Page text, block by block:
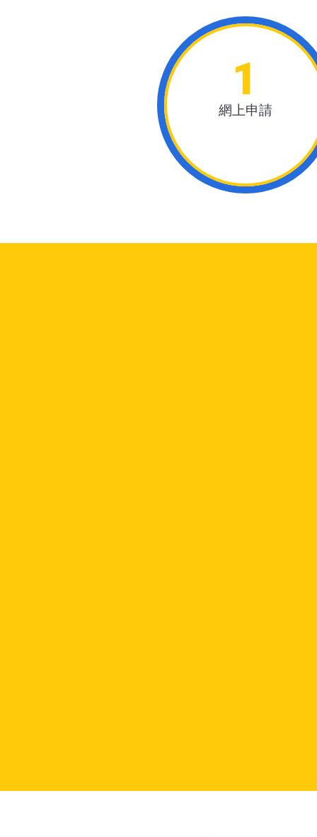
1
網上申請